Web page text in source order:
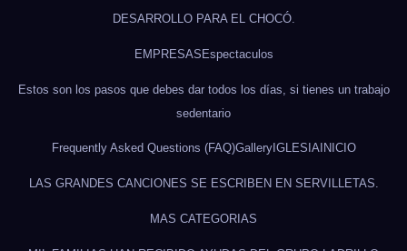
DESARROLLO PARA EL CHOCÓ.
EMPRESAS Espectaculos
Estos son los pasos que debes dar todos los días, si tienes un trabajo
sedentario
Frequently Asked Questions (FAQ)GalleryIGLESIAINICIO
LAS GRANDES CANCIONES SE ESCRIBEN EN SERVILLETAS.
MAS CATEGORIAS